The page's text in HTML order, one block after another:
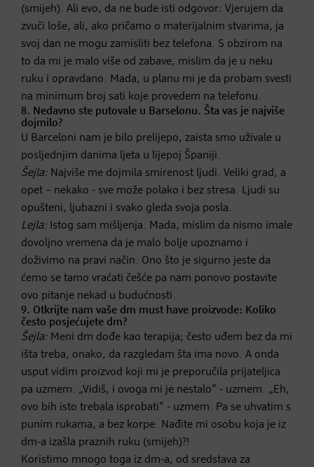
(smijeh). Ali evo, da ne bude isti odgovor: Vjerujem da
zvuči loše, ali, ako pričamo o materijalnim stvarima, ja
svoj dan ne mogu zamisliti bez telefona. S obzirom na
to da mi je malo više od zabave, mislim da je u neku
ruku i opravdano. Mada, u planu mi je da probam svesti
na minimum broj sati koje provedem na telefonu.
8. Nedavno ste putovale u Barselonu. Šta vas je najviše
dojmilo?
U Barceloni nam je bilo prelijepo, zaista smo uživale u
posljednjim danima ljeta u lijepoj Španiji.
Šejla: Najviše me dojmila smirenost ljudi. Veliki grad, a
opet – nekako - sve može polako i bez stresa. Ljudi su
opušteni, ljubazni i svako gleda svoja posla.
Lejla: Istog sam mišljenja. Mada, mislim da nismo imale
dovoljno vremena da je malo bolje upoznamo i
doživimo na pravi način. Ono što je sigurno jeste da
ćemo se tamo vraćati češće pa nam ponovo postavite
ovo pitanje nekad u budućnosti.
9. Otkrijte nam vaše dm must have proizvode: Koliko
često posjećujete dm?
Šejla: Meni dm dođe kao terapija; često uđem bez da mi
išta treba, onako, da razgledam šta ima novo. A onda
usput vidim proizvod koji mi je preporučila prijateljica
pa uzmem. „Vidiš, i ovoga mi je nestalo“ - uzmem. „Eh,
ovo bih isto trebala isprobati“ - uzmem. Pa se uhvatim s
punim rukama, a bez korpe. Nađite mi osobu koja je iz
dm-a izašla praznih ruku (smijeh)?!
Koristimo mnogo toga iz dm-a, od sredstava za